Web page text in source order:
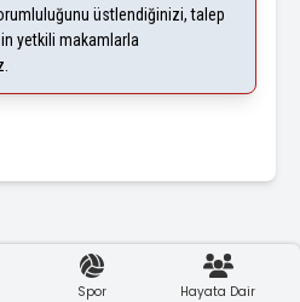
üstlendiğinizi, talep
yetkili makamlarla
Spor Hayata Dair